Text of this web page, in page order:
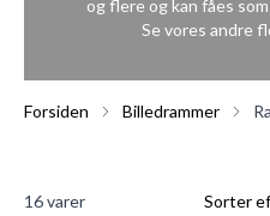
og flere og kan fåes
Se vores andre
Forsiden Billedrammer
16varer Sorter